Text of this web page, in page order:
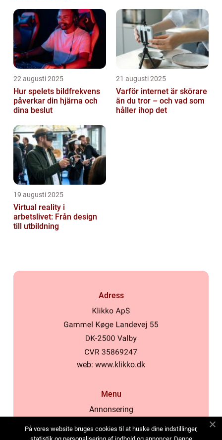
22 augusti 2025
Hur spelets bildfrekvens
påverkar din hjärna och
dina beslut
21 augusti 2025
Varför internet är skörare
än du tror – och vad som
håller ihop det
19 augusti 2025
Virtual reality i
arbetslivet: Från design
till utbildning
Adress
web: www.klikko.dk
Menu
Annonsering
Cookies
På vores website bruges cookies til at huske dine indstillinger,